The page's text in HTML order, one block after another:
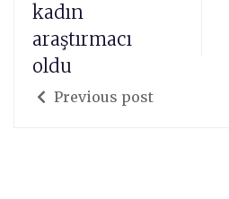
kadın
araştırmacı
oldu
Previous post